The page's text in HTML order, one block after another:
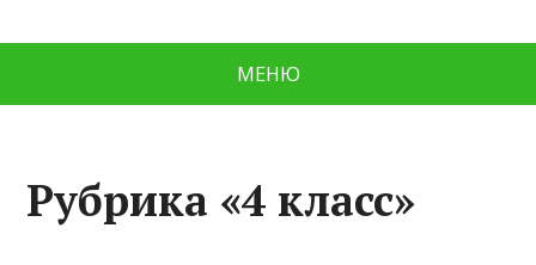
МЕНЮ
Рубрика «4 класс»